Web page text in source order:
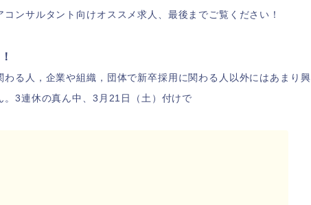
コンサルタント向けオススメ求人、最後までご覧ください！
る人，企業や組織，団体で新卒採用に関わる人以外にはあまり興
3連休の真ん中、3月21日（土）付けで